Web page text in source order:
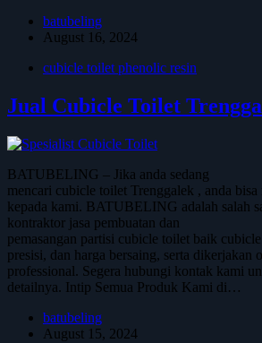
batubeling
August 16, 2024
cubicle toilet phenolic resin
Jual Cubicle Toilet
BATUBELING – Jika anda sedang
mencari cubicle toilet Trenggalek , anda bisa
kepada kami. BATUBELING adalah salah
kontraktor jasa pembuatan dan
pemasangan partisi cubicle toilet baik
presisi, dan harga bersaing, serta dikerjakan
professional. Segera hubungi kontak kami
detailnya. Intip Semua Produk Kami di…
batubeling
August 15, 2024